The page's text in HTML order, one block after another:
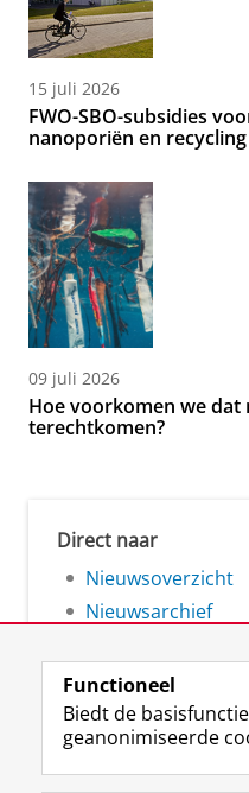
15 juli 2026
FWO-SBO-subsidies
nanoporiën en recycling
09 juli 2026
Hoe voorkomen we dat
terechtkomen?
Direct naar
Nieuwsoverzicht
Nieuwsarchief
Volg de RUG
Functioneel
Biedt de
geanonimiseerde